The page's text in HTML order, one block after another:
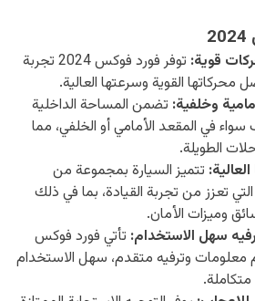
قوية:
توفر فورد فوكس 2024 تجربة
القوية وسرعتها العالية.
وخلفية: تضمن المساحة الداخلية
سواء في المقعد الأمامي أو الخلفي، مما
الطويلة.
تتميز السيارة بمجموعة من
تعزز من تجربة القيادة، بما في ذلك
وميزات الأمان.
سهل الاستخدام: تأتي فورد فوكس
معلومات وترفيه متقدم، سهل الاستخدام
متكاملة.